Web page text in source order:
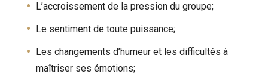
L’accroissement de la pression du groupe;
Le sentiment de toute puissance;
Les changements d’humeur et les difficultés à
maîtriser ses émotions;